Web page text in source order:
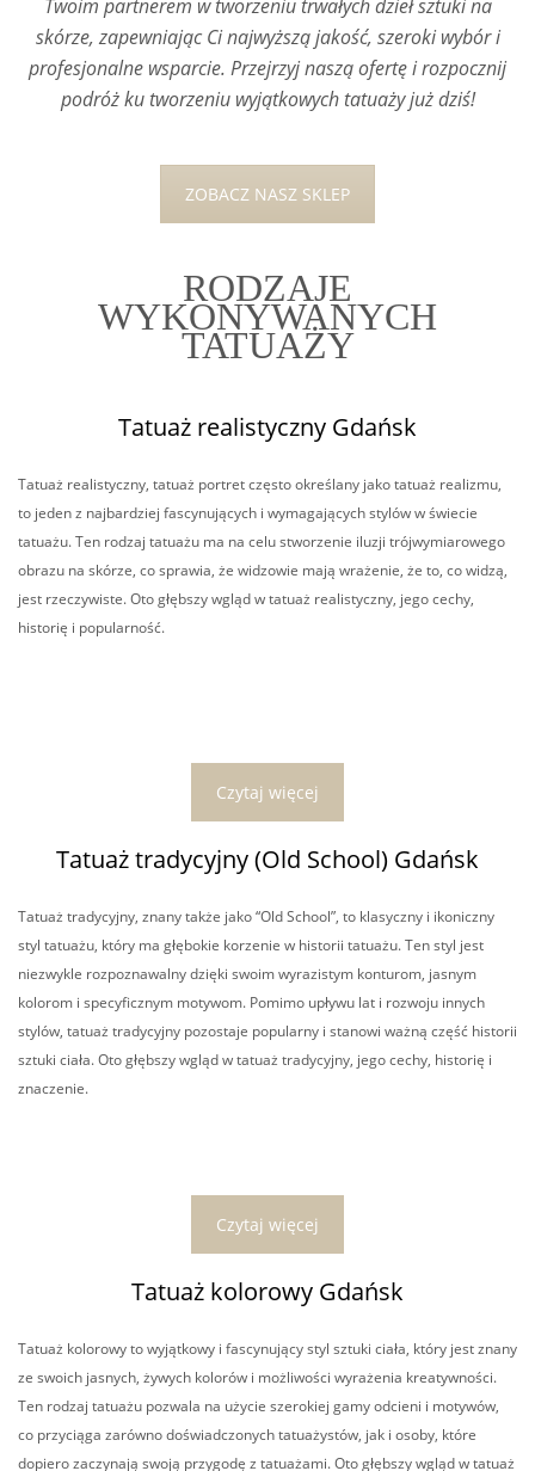
Twoim partnerem w tworzeniu trwałych dzieł sztuki na
skórze, zapewniając Ci najwyższą jakość, szeroki wybór i
profesjonalne wsparcie. Przejrzyj naszą ofertę i rozpocznij
podróż ku tworzeniu wyjątkowych tatuaży już dziś!
ZOBACZ NASZ SKLEP
RODZAJE
WYKONYWANYCH
TATUAŻY
Tatuaż realistyczny Gdańsk
Tatuaż realistyczny, tatuaż portret często określany jako tatuaż realizmu,
to jeden z najbardziej fascynujących i wymagających stylów w świecie
tatuażu. Ten rodzaj tatuażu ma na celu stworzenie iluzji trójwymiarowego
obrazu na skórze, co sprawia, że widzowie mają wrażenie, że to, co widzą,
jest rzeczywiste. Oto głębszy wgląd w tatuaż realistyczny, jego cechy,
historię i popularność.
Czytaj więcej
Tatuaż tradycyjny (Old School) Gdańsk
Tatuaż tradycyjny, znany także jako “Old School”, to klasyczny i ikoniczny
styl tatuażu, który ma głębokie korzenie w historii tatuażu. Ten styl jest
niezwykle rozpoznawalny dzięki swoim wyrazistym konturom, jasnym
kolorom i specyficznym motywom. Pomimo upływu lat i rozwoju innych
stylów, tatuaż tradycyjny pozostaje popularny i stanowi ważną część historii
sztuki ciała. Oto głębszy wgląd w tatuaż tradycyjny, jego cechy, historię i
znaczenie.
Czytaj więcej
Tatuaż kolorowy Gdańsk
Tatuaż kolorowy to wyjątkowy i fascynujący styl sztuki ciała, który jest znany
ze swoich jasnych, żywych kolorów i możliwości wyrażenia kreatywności.
Ten rodzaj tatuażu pozwala na użycie szerokiej gamy odcieni i motywów,
co przyciąga zarówno doświadczonych tatuażystów, jak i osoby, które
dopiero zaczynają swoją przygodę z tatuażami. Oto głębszy wgląd w tatuaż